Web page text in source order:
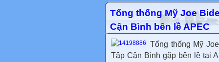
Tổng thống Mỹ Joe
Cận Bình bên lề APEC
Tổng thống Mỹ
Tập Cận Bình gặp bên lề tại